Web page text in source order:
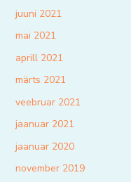
juuni 2021
mai 2021
aprill 2021
märts 2021
veebruar 2021
jaanuar 2021
jaanuar 2020
november 2019